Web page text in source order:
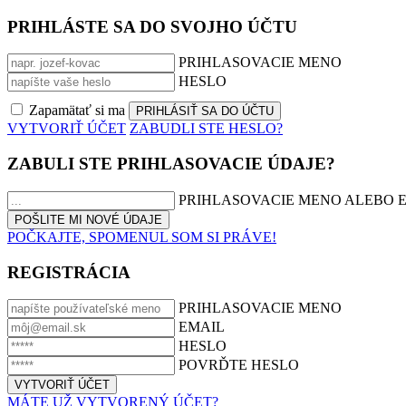
PRIHLÁSTE SA DO SVOJHO ÚČTU
PRIHLASOVACIE MENO
HESLO
Zapamätať si ma
VYTVORIŤ ÚČET ZABUDLI STE HESLO?
ZABULI STE PRIHLASOVACIE ÚDAJE?
PRIHLASOVACIE MENO ALEBO
POČKAJTE, SPOMENUL SOM SI PRÁVE!
REGISTRÁCIA
PRIHLASOVACIE MENO
EMAIL
HESLO
POVRĎTE HESLO
MÁTE UŽ VYTVORENÝ ÚČET?